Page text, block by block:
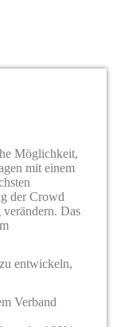
Möglichkeit,
mit einem
der Crowd
Das
entwickeln,
Verband